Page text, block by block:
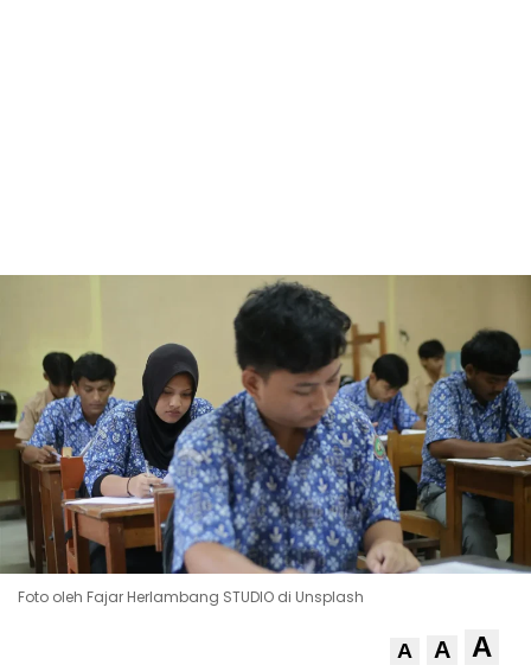
Foto oleh Fajar Herlambang STUDIO di Unsplash
A A A